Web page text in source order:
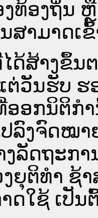
ທ້ອງຖິ່ນ
າມາດເຂົ້
ດ້ສ້າງຂຶ້ນ
ວັນຮັບ ຮ
ອອກນິຕິ
ປລົງຈົດໝ
ລັດ​ຖະ​ກ
ຍຸຕິທໍາ ຊ້
ດໃຊ້ ເປັນ